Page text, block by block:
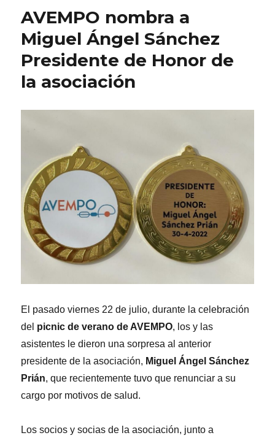
AVEMPO nombra a
Miguel Ángel Sánchez
Presidente de Honor de
la asociación
El pasado viernes 22 de julio, durante la celebración
del picnic de verano de AVEMPO, los y las
asistentes le dieron una sorpresa al anterior
presidente de la asociación, Miguel Ángel Sánchez
Prián, que recientemente tuvo que renunciar a su
cargo por motivos de salud.
Los socios y socias de la asociación, junto a